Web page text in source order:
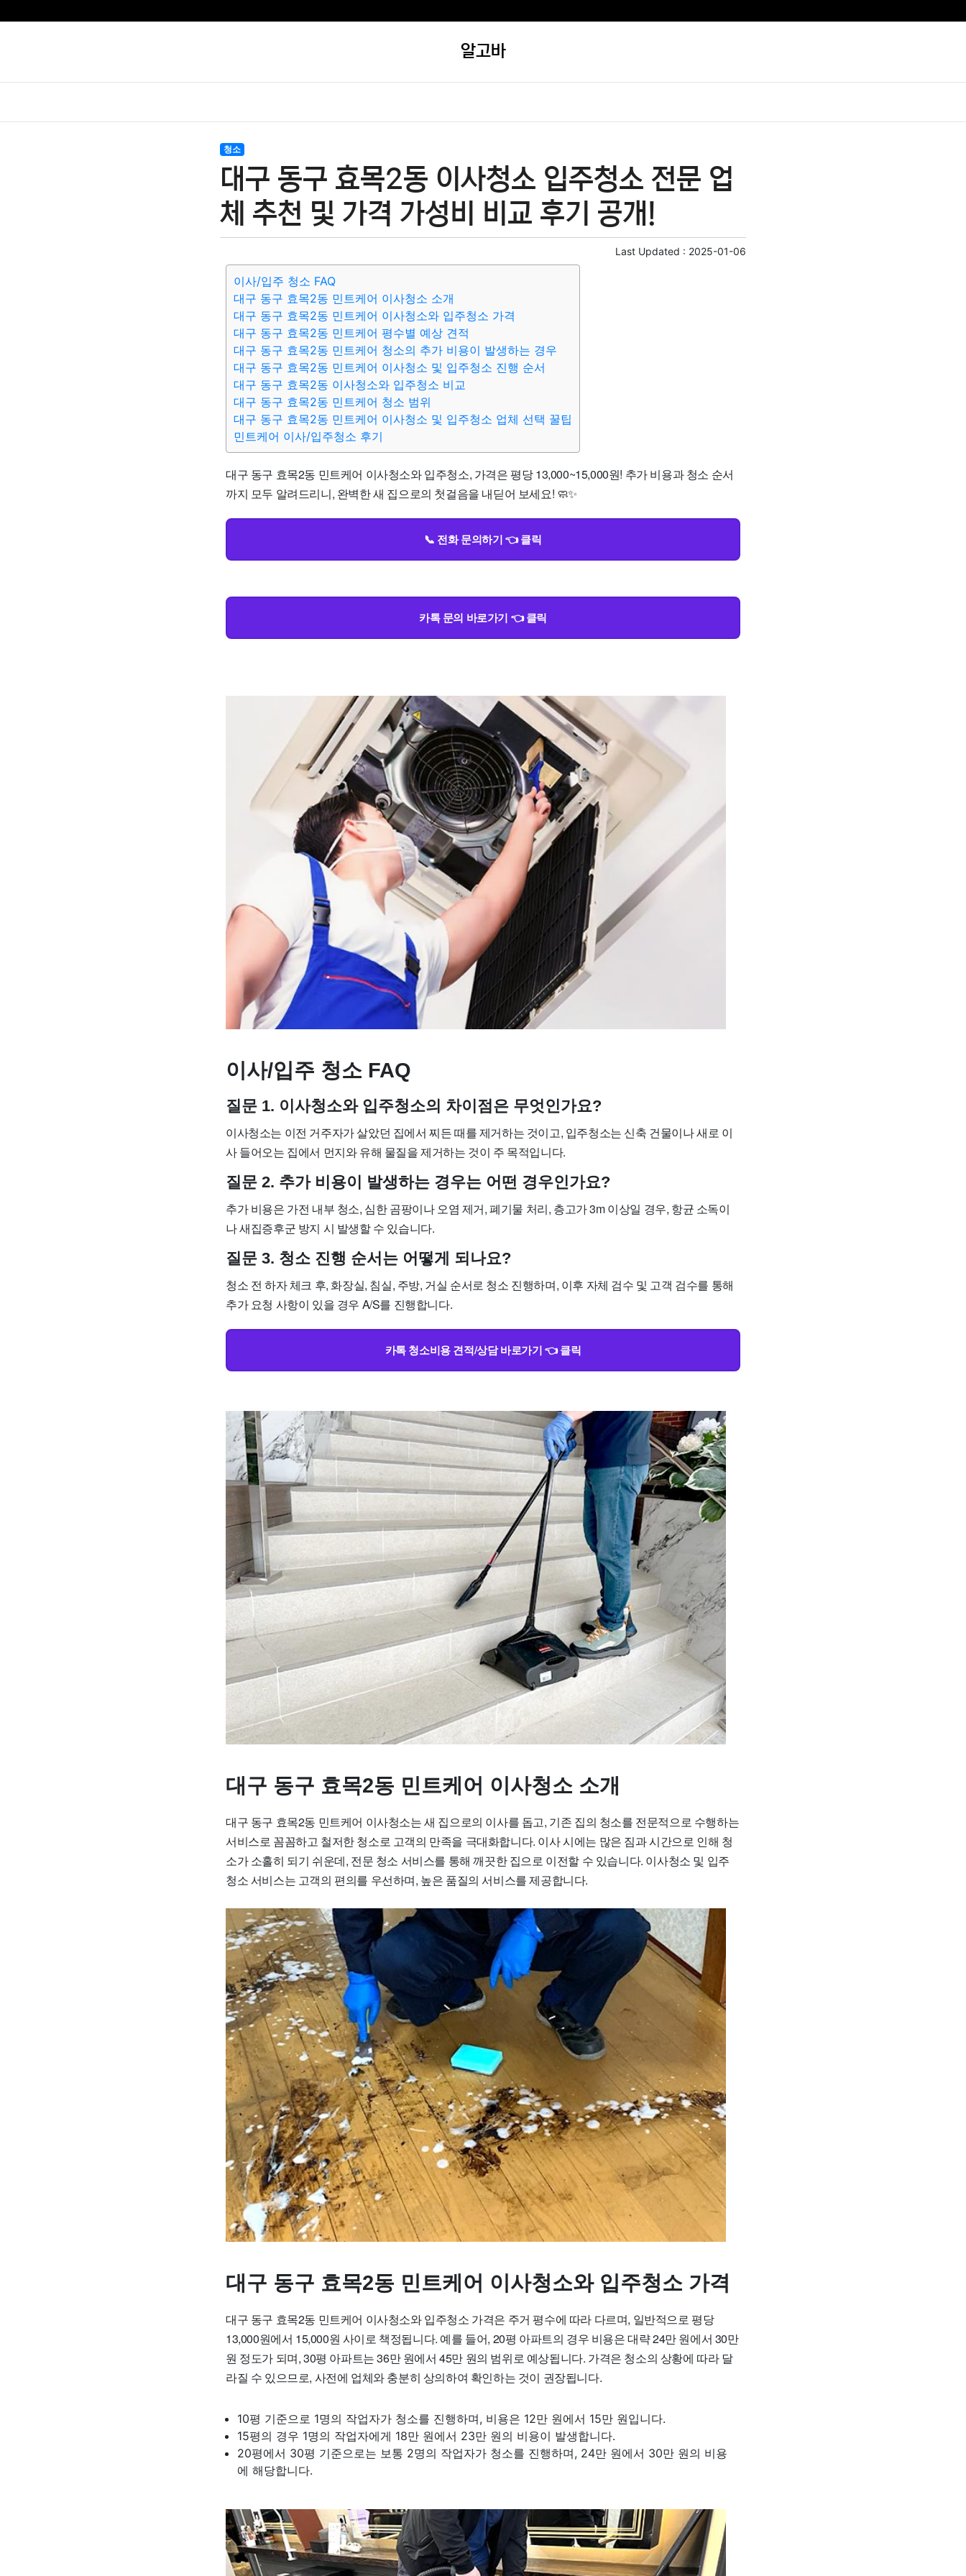
알고바
청소
대구 동구 효목2동 이사청소 입주청소 전문 업
체 추천 및 가격 가성비 비교 후기 공개!
Last Updated : 2025-01-06
이사/입주 청소 FAQ
대구 동구 효목2동 민트케어 이사청소 소개
대구 동구 효목2동 민트케어 이사청소와 입주청소 가격
대구 동구 효목2동 민트케어 평수별 예상 견적
대구 동구 효목2동 민트케어 청소의 추가 비용이 발생하는 경우
대구 동구 효목2동 민트케어 이사청소 및 입주청소 진행 순서
대구 동구 효목2동 이사청소와 입주청소 비교
대구 동구 효목2동 민트케어 청소 범위
대구 동구 효목2동 민트케어 이사청소 및 입주청소 업체 선택 꿀팁
민트케어 이사/입주청소 후기
대구 동구 효목2동 민트케어 이사청소와 입주청소, 가격은 평당 13,000~15,000원! 추가 비용과 청소 순서
까지 모두 알려드리니, 완벽한 새 집으로의 첫걸음을 내딛어 보세요! 🧼✨
📞 전화 문의하기 👈 클릭
카톡 문의 바로가기 👈 클릭
이사/입주 청소 FAQ
질문 1. 이사청소와 입주청소의 차이점은 무엇인가요?
이사청소는 이전 거주자가 살았던 집에서 찌든 때를 제거하는 것이고, 입주청소는 신축 건물이나 새로 이
사 들어오는 집에서 먼지와 유해 물질을 제거하는 것이 주 목적입니다.
질문 2. 추가 비용이 발생하는 경우는 어떤 경우인가요?
추가 비용은 가전 내부 청소, 심한 곰팡이나 오염 제거, 폐기물 처리, 층고가 3m 이상일 경우, 항균 소독이
나 새집증후군 방지 시 발생할 수 있습니다.
질문 3. 청소 진행 순서는 어떻게 되나요?
청소 전 하자 체크 후, 화장실, 침실, 주방, 거실 순서로 청소 진행하며, 이후 자체 검수 및 고객 검수를 통해
추가 요청 사항이 있을 경우 A/S를 진행합니다.
카톡 청소비용 견적/상담 바로가기 👈 클릭
대구 동구 효목2동 민트케어 이사청소 소개
대구 동구 효목2동 민트케어 이사청소는 새 집으로의 이사를 돕고, 기존 집의 청소를 전문적으로 수행하는
서비스로 꼼꼼하고 철저한 청소로 고객의 만족을 극대화합니다. 이사 시에는 많은 짐과 시간으로 인해 청
소가 소홀히 되기 쉬운데, 전문 청소 서비스를 통해 깨끗한 집으로 이전할 수 있습니다. 이사청소 및 입주
청소 서비스는 고객의 편의를 우선하며, 높은 품질의 서비스를 제공합니다.
대구 동구 효목2동 민트케어 이사청소와 입주청소 가격
대구 동구 효목2동 민트케어 이사청소와 입주청소 가격은 주거 평수에 따라 다르며, 일반적으로 평당
13,000원에서 15,000원 사이로 책정됩니다. 예를 들어, 20평 아파트의 경우 비용은 대략 24만 원에서 30만
원 정도가 되며, 30평 아파트는 36만 원에서 45만 원의 범위로 예상됩니다. 가격은 청소의 상황에 따라 달
라질 수 있으므로, 사전에 업체와 충분히 상의하여 확인하는 것이 권장됩니다.
10평 기준으로 1명의 작업자가 청소를 진행하며, 비용은 12만 원에서 15만 원입니다.
15평의 경우 1명의 작업자에게 18만 원에서 23만 원의 비용이 발생합니다.
20평에서 30평 기준으로는 보통 2명의 작업자가 청소를 진행하며, 24만 원에서 30만 원의 비용
에 해당합니다.